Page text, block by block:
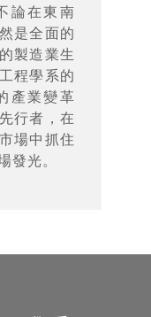
論在東南
是全面的
製造業生
程學系的
產業變革
行者，在
場中抓住
發光。